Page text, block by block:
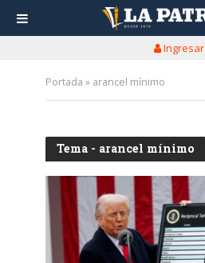
Ingresar
Portada » arancel mínimo
Tema - arancel mínimo